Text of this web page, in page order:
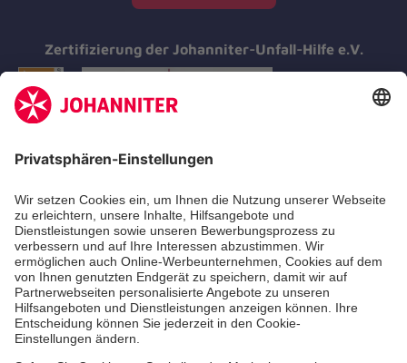
Zertifizierung der Johanniter-Unfall-Hilfe e.V.
Aus- & Fortbildungen
Erste-Hilfe-Kurse
Jobs & Ehrenamt
Freiwilligendienst